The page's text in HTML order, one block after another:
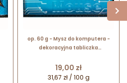
op. 60 g - Mysz do komputera -
dekoracyjna tabliczka
w pudełku
Cena
19,00 zł
31,67 zł / 100 g